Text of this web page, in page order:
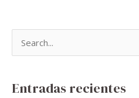
Entradas recientes